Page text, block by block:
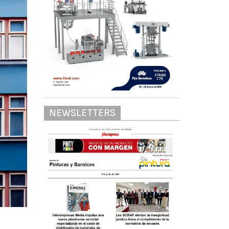
NEWSLETTERS